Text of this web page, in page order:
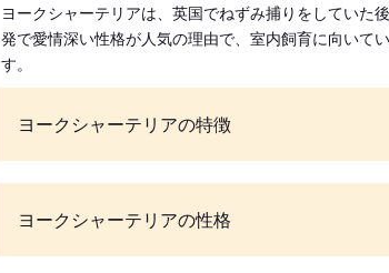
ヨークシャーテリアは、英国でねずみ捕りをしていた
発で愛情深い性格が人気の理由で、室内飼育に向いて
す。
ヨークシャーテリアの特徴
ヨークシャーテリアの性格